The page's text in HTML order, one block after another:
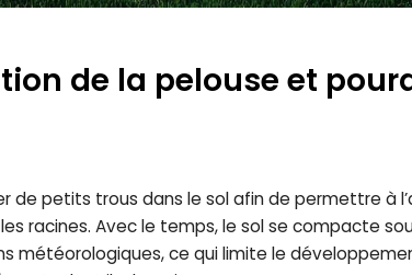
de la pelouse et
de petits trous dans le sol afin de permettre à
racines. Avec le temps, le sol se compacte
météorologiques, ce qui limite le